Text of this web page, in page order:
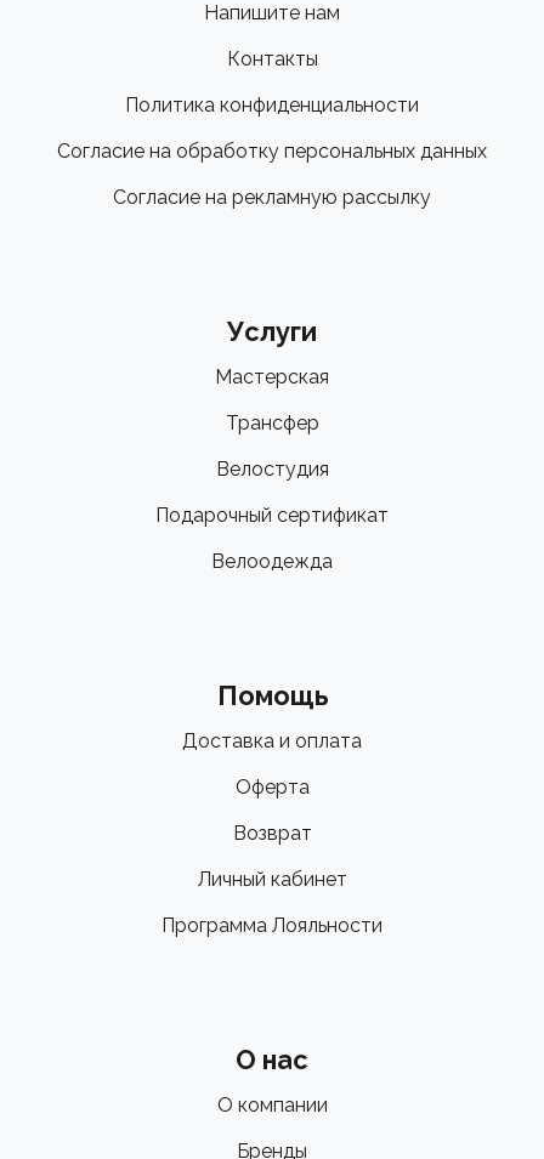
Напишите нам
Контакты
Политика конфиденциальности
Согласие на обработку персональных данных
Согласие на рекламную рассылку
Услуги
Мастерская
Трансфер
Велостудия
Подарочный сертификат
Велоодежда
Помощь
Доставка и оплата
Оферта
Возврат
Личный кабинет
Программа Лояльности
О нас
О компании
Бренды